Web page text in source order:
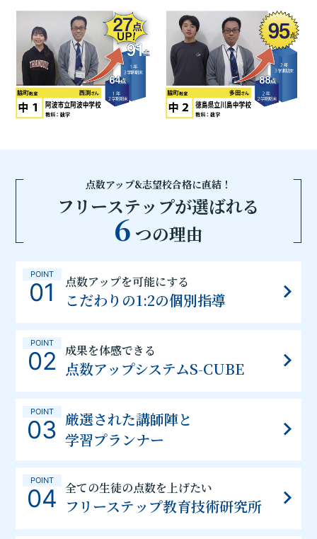
点数アップ&志望校合格に直結！
フリーステップが選ばれる
6 つの理由
POINT
01 点数アップを可能にする
こだわりの1:2の個別指導
POINT
02 成果を体感できる
点数アップシステムS-CUBE
POINT
03 厳選された講師陣と
学習プランナー
POINT
04 全ての生徒の点数を上げたい
フリーステップ教育技術研究所